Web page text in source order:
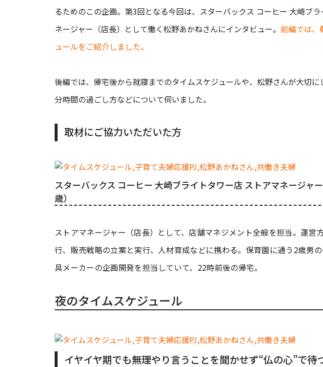
るためのこの企画。第3回となる今回は、スターバックス コーヒー 大崎ブ
ネージャー（店長）として働く松野あかねさんにインタビュー。 前編では、
ュールをご紹介しました。
後編では、帰宅後から就寝までのタイムスケジュールや、松野さんが大切
分時間の過ごし方などについて伺いました。
取材にご協力いただいた方
スターバックス コーヒー 大崎ブライトタワー店 ストアマネージャ
歳）
ストアマネージャー（店長）として、店舗マネジメント全般を担当。運営
行、販売戦略の立案と実行、人材育成などに携わる。保育園に通う2歳男
具メーカーの企画開発を担当していて、22時前後の帰宅。
夜のタイムスケジュール
イヤイヤ期でも無理やり言うことを聞かせず“仏の心”で待